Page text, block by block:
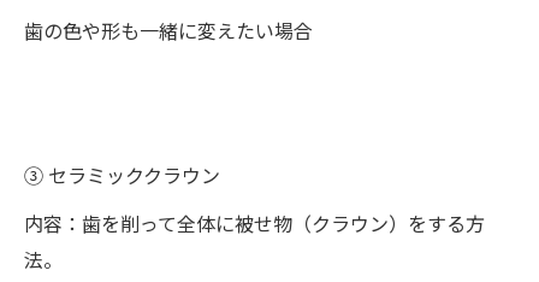
歯の色や形も一緒に変えたい場合
③ セラミッククラウン
内容：歯を削って全体に被せ物（クラウン）をする方
法。